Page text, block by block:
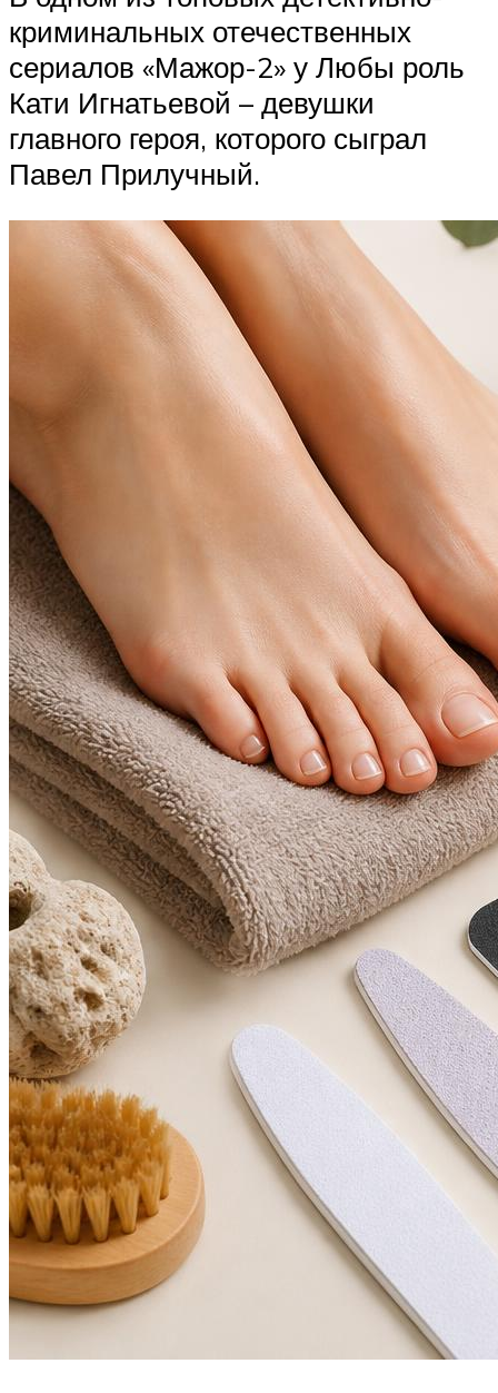
криминальных отечественных
сериалов «Мажор-2» у Любы роль
Кати Игнатьевой – девушки
главного героя, которого сыграл
Павел Прилучный.